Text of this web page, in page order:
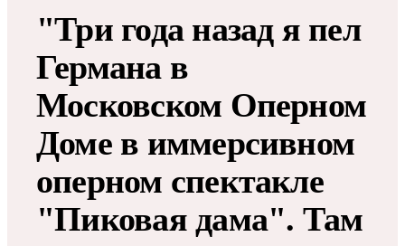
"Три года назад я пел
Германа в
Московском Оперном
Доме в иммерсивном
оперном спектакле
"Пиковая дама". Там